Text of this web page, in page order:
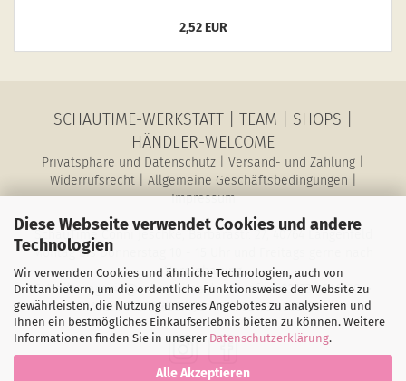
Diese Webseite verwendet Cookies und andere
Technologien
Wir verwenden Cookies und ähnliche Technologien, auch von
Drittanbietern, um die ordentliche Funktionsweise der Website zu
gewährleisten, die Nutzung unseres Angebotes zu analysieren und
Ihnen ein bestmögliches Einkaufserlebnis bieten zu können. Weitere
Informationen finden Sie in unserer Datenschutzerklärung.
Alle Akzeptieren
2,52 EUR
SCHAUTIME-WERKSTATT TEAM SHOPS
HÄNDLER-WELCOME
Privatsphäre und Datenschutz Versand- und Zahlung
Widerrufsrecht| Allgemeine Geschäftsbedingungen
Impressum
SchauTime Conni Jeschke, Barbarastr. 27, 40764 Langenfeld
Montag bis Donnerstag 10 - 15 Uhr und Freitags gerne nach
Vereinbarung
E-Mail: magazin@schau-time.de • Telefon: 02173-3946730 •
Mobil: 01578-6387198 • Fax: 02173-1068796